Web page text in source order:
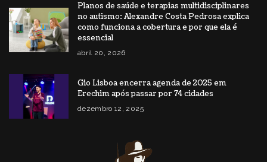
Planos de saúde e terapias multidisciplinares
no autismo: Alexandre Costa Pedrosa explica
como funciona a cobertura e por que ela é
essencial
abril 20, 2026
Gio Lisboa encerra agenda de 2025 em
Erechim após passar por 74 cidades
dezembro 12, 2025